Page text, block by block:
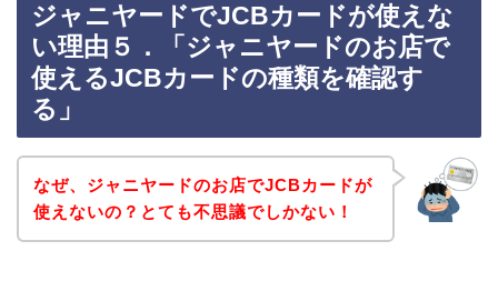
ジャニヤードでJCBカードが使えな
い理由５．「ジャニヤードのお店で
使えるJCBカードの種類を確認す
る」
なぜ、ジャニヤードのお店でJCBカードが
使えないの？とても不思議でしかない！